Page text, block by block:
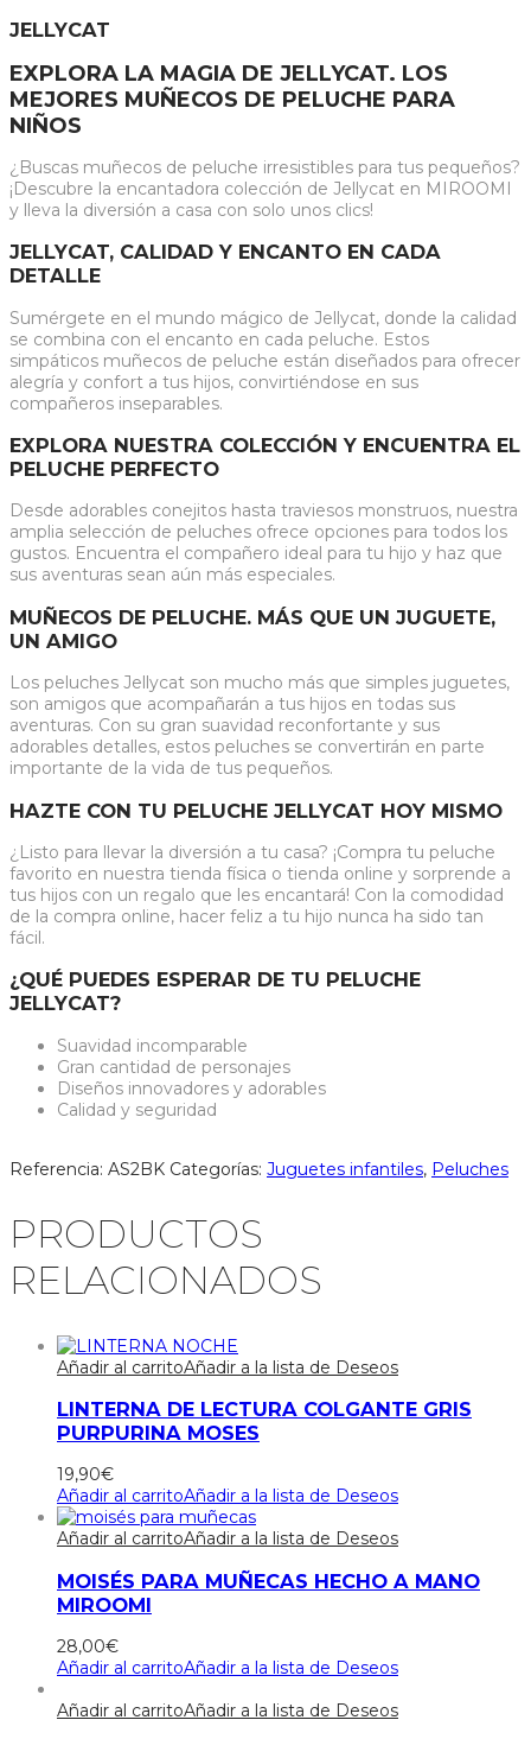
JELLYCAT
EXPLORA LA MAGIA DE JELLYCAT. LOS
MEJORES MUÑECOS DE PELUCHE PARA
NIÑOS
¿Buscas muñecos de peluche irresistibles para tus pequeños?
¡Descubre la encantadora colección de Jellycat en MIROOMI
y lleva la diversión a casa con solo unos clics!
JELLYCAT, CALIDAD Y ENCANTO EN CADA
DETALLE
Sumérgete en el mundo mágico de Jellycat, donde la calidad
se combina con el encanto en cada peluche. Estos
simpáticos muñecos de peluche están diseñados para ofrecer
alegría y confort a tus hijos, convirtiéndose en sus
compañeros inseparables.
EXPLORA NUESTRA COLECCIÓN Y ENCUENTRA EL
PELUCHE PERFECTO
Desde adorables conejitos hasta traviesos monstruos, nuestra
amplia selección de peluches ofrece opciones para todos los
gustos. Encuentra el compañero ideal para tu hijo y haz que
sus aventuras sean aún más especiales.
MUÑECOS DE PELUCHE. MÁS QUE UN JUGUETE,
UN AMIGO
Los peluches Jellycat son mucho más que simples juguetes,
son amigos que acompañarán a tus hijos en todas sus
aventuras. Con su gran suavidad reconfortante y sus
adorables detalles, estos peluches se convertirán en parte
importante de la vida de tus pequeños.
HAZTE CON TU PELUCHE JELLYCAT HOY MISMO
¿Listo para llevar la diversión a tu casa? ¡Compra tu peluche
favorito en nuestra tienda física o tienda online y sorprende a
tus hijos con un regalo que les encantará! Con la comodidad
de la compra online, hacer feliz a tu hijo nunca ha sido tan
fácil.
¿QUÉ PUEDES ESPERAR DE TU PELUCHE
JELLYCAT?
Suavidad incomparable
Gran cantidad de personajes
Diseños innovadores y adorables
Calidad y seguridad
Referencia: AS2BK Categorías: Juguetes infantiles, Peluches
PRODUCTOS
RELACIONADOS
Añadir al carritoAñadir a la lista de Deseos
LINTERNA DE LECTURA COLGANTE GRIS
PURPURINA MOSES
19,90€
Añadir al carritoAñadir a la lista de Deseos
Añadir al carritoAñadir a la lista de Deseos
MOISÉS PARA MUÑECAS HECHO A MANO
MIROOMI
28,00€
Añadir al carritoAñadir a la lista de Deseos
Añadir al carritoAñadir a la lista de Deseos